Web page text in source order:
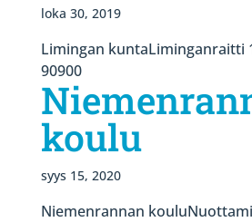
loka 30, 2019
Limingan kuntaLiminganraitti
90900
koulu
syys 15, 2020
Niemenrannan